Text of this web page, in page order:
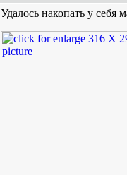
Удалось накопать у себя